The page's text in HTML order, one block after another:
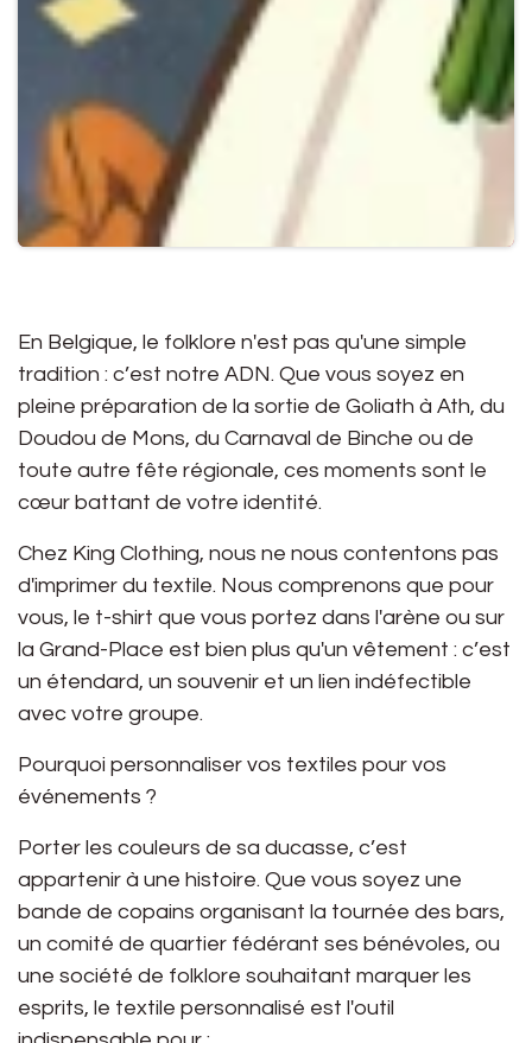
En Belgique, le folklore n'est pas qu'une simple
tradition : c’est notre ADN. Que vous soyez en
pleine préparation de la sortie de Goliath à Ath, du
Doudou de Mons, du Carnaval de Binche ou de
toute autre fête régionale, ces moments sont le
cœur battant de votre identité.
Chez King Clothing, nous ne nous contentons pas
d'imprimer du textile. Nous comprenons que pour
vous, le t-shirt que vous portez dans l'arène ou sur
la Grand-Place est bien plus qu'un vêtement : c’est
un étendard, un souvenir et un lien indéfectible
avec votre groupe.
Pourquoi personnaliser vos textiles pour vos
événements ?
Porter les couleurs de sa ducasse, c’est
appartenir à une histoire. Que vous soyez une
bande de copains organisant la tournée des bars,
un comité de quartier fédérant ses bénévoles, ou
une société de folklore souhaitant marquer les
esprits, le textile personnalisé est l'outil